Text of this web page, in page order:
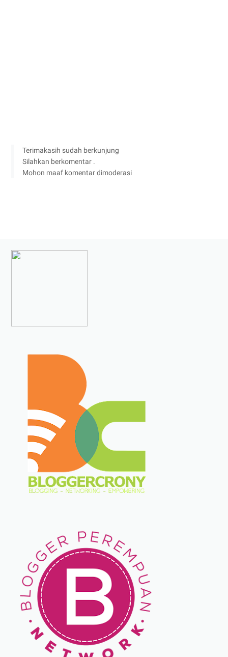
Terimakasih sudah berkunjung
Silahkan berkomentar .
Mohon maaf komentar dimoderasi